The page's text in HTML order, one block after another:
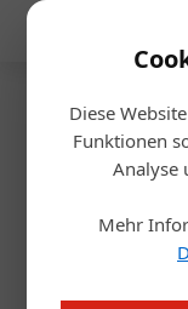
Diese
Funktionen
Analyse
Mehr
Ein
und